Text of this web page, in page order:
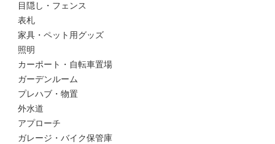
目隠し・フェンス
表札
家具・ペット用グッズ
照明
カーポート・自転車置場
ガーデンルーム
プレハブ・物置
外水道
アプローチ
ガレージ・バイク保管庫